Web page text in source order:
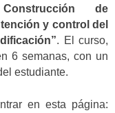
de
y control del
. El curso,
6 semanas, con un
estudiante.
en esta página: